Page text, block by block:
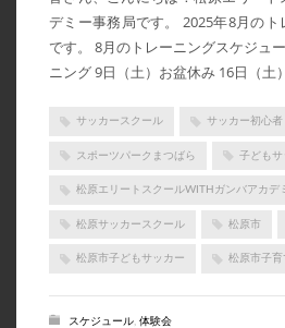
デミー事務局です。 2025年8月の
です。 8月のトレーニングスケジュ
ニング 9日（土）お盆休み 16日（土
サッカースクール サッカー初心者
スポーツパークまつばら 子どもサ
松原エリートスクールWITHガンバアカデ
松原サッカースクール 松原市
松原市子どもサッカー 松原市子育
スケジュール 体験会